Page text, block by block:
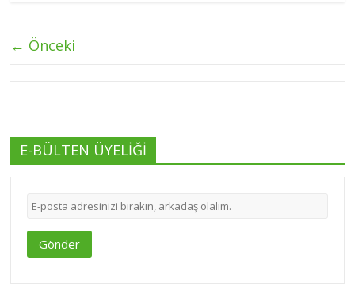
← Önceki
E-BÜLTEN ÜYELİĞİ
Gönder